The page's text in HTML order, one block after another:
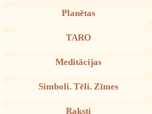
Planētas
TARO
Meditācijas
Simboli. Tēli. Zīmes
Raksti